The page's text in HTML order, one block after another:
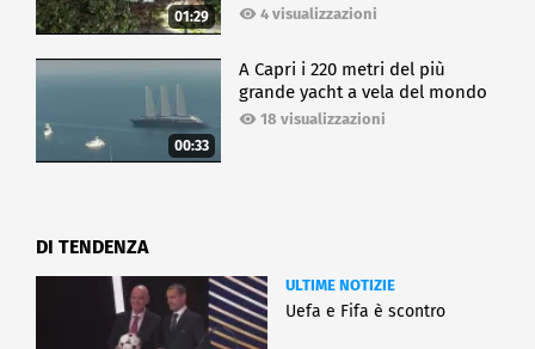
01:29 4 visualizzazioni
00:33
A Capri i 220 metri del più
grande yacht a vela del mondo
18 visualizzazioni
DI TENDENZA
ULTIME NOTIZIE
Uefa e Fifa è scontro